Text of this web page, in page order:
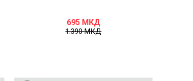
695 МКД
1.390МКД